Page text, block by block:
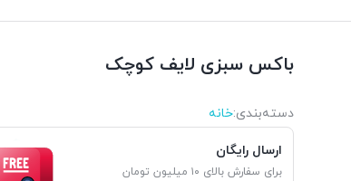
باکس سبزی لایف کوچک
دسته‌بندی‌:خانه
ارسال رایگان
برای سفارش بالای ۱۰ میلیون تومان